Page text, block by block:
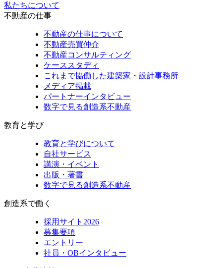
私たちについて
不動産の仕事
不動産の仕事について
不動産売買仲介
不動産コンサルティング
ケーススタディ
これまで協働した建築家・設計事務所
メディア掲載
パートナーインタビュー
数字で見る創造系不動産
教育と学び
教育と学びについて
自社サービス
講演・イベント
出版・著書
数字で見る創造系不動産
創造系で働く
採用サイト2026
募集要項
エントリー
社員・OBインタビュー